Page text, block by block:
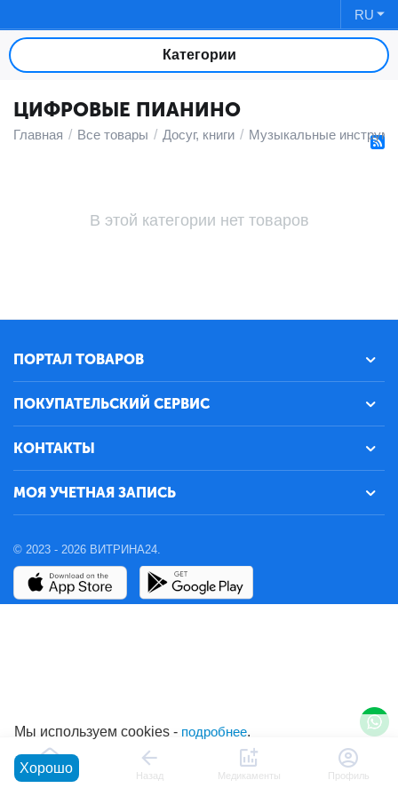
RU
Категории
ЦИФРОВЫЕ ПИАНИНО
Главная / Все товары / Досуг, книги / Музыкальные
В этой категории нет товаров
ПОРТАЛ ТОВАРОВ
ПОКУПАТЕЛЬСКИЙ СЕРВИС
КОНТАКТЫ
МОЯ УЧЕТНАЯ ЗАПИСЬ
© 2023 - 2026 ВИТРИНА24.
Главная Назад Медикаменты Профиль
Мы используем cookies - подробнее.
Хорошо